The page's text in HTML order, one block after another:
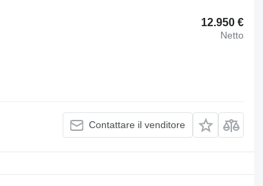
12.950 €
Netto
Contattare il venditore